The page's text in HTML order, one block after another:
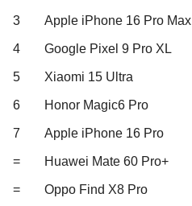
3 Apple iPhone 16 Pro Max
4 Google Pixel 9 Pro XL
5 Xiaomi 15 Ultra
6 Honor Magic6 Pro
7 Apple iPhone 16 Pro
= Huawei Mate 60 Pro+
= Oppo Find X8 Pro